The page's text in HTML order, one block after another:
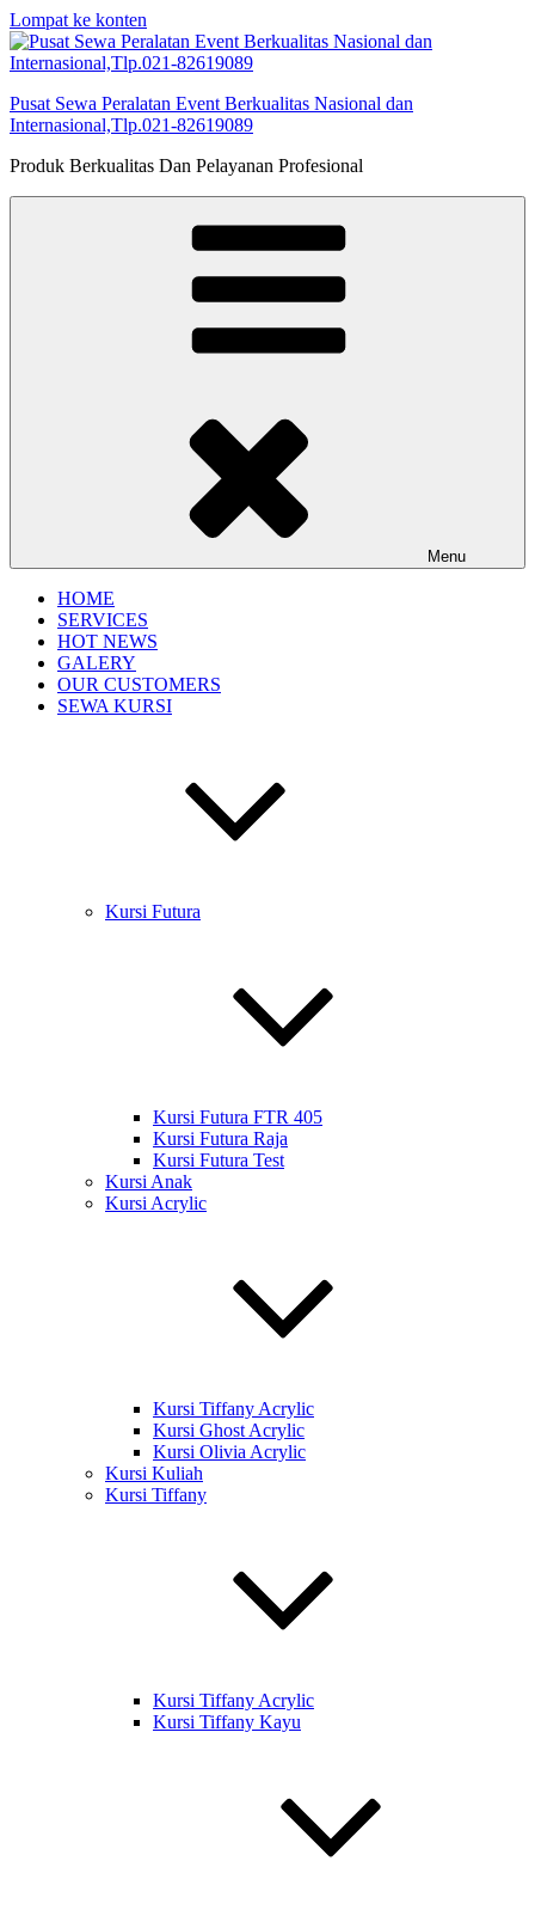
Lompat ke konten
Pusat Sewa Peralatan Event Berkualitas Nasional dan
Internasional,Tlp.021-82619089
Produk Berkualitas Dan Pelayanan Profesional
Menu
HOME
SERVICES
HOT NEWS
GALERY
OUR CUSTOMERS
SEWA KURSI
Kursi Futura
Kursi Futura FTR 405
Kursi Futura Raja
Kursi Futura Test
Kursi Anak
Kursi Acrylic
Kursi Tiffany Acrylic
Kursi Ghost Acrylic
Kursi Olivia Acrylic
Kursi Kuliah
Kursi Tiffany
Kursi Tiffany Acrylic
Kursi Tiffany Kayu